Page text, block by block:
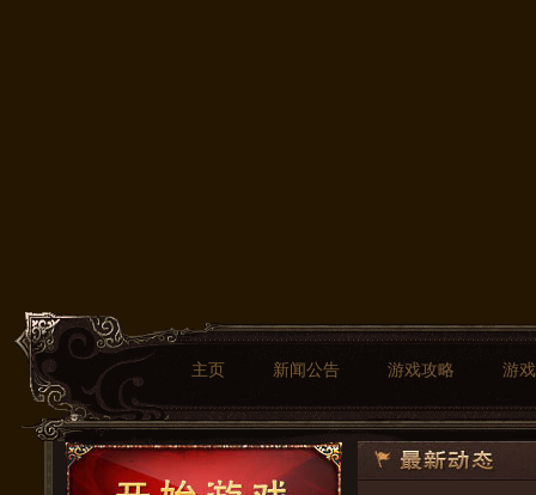
主页 新闻公告 游戏攻略 游